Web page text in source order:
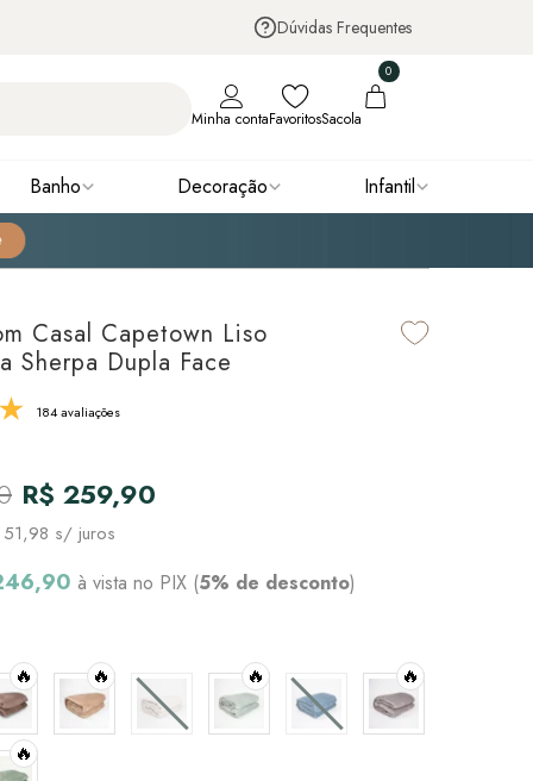
Dúvidas Frequentes
Minha contaFavoritosSacola
0
Banho Decoração Infantil
Casal Capetown Liso
Sherpa Dupla Face
184 avaliações
R$ 259,90
s/ juros
à vista no PIX (5% de desconto)
🔥 🔥 🔥 🔥
🔥